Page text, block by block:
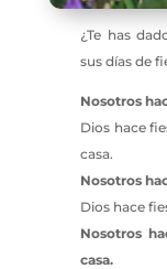
¿Te has
sus días de
Nosotros
Dios hace
casa.
Nosotros
Dios hace
Nosotros
casa.